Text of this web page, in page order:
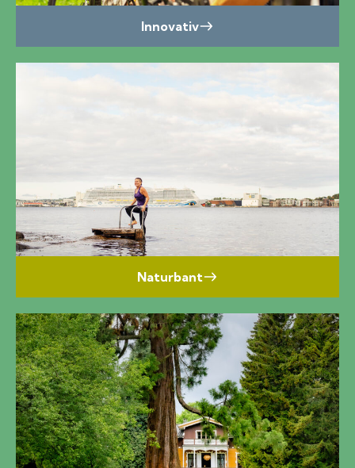
Innovativ
Naturbant